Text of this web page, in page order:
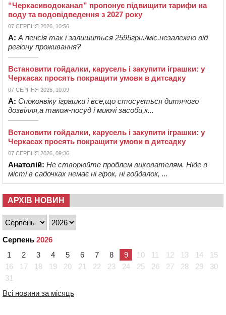
“Черкасиводоканал” пропонує підвищити тарифи на
воду та водовідведення з 2027 року
07 СЕРПНЯ 2026, 10:56
А: А пенсія так і залишиться 2595грн./міс.незалежно від
регіону проживання?
Встановити гойдалки, карусель і закупити іграшки: у
Черкасах просять покращити умови в дитсадку
07 СЕРПНЯ 2026, 10:09
А: Споконвіку іграшки і все,що стосується дитячого
дозвілля,а також-посуд і миючі засоби,к...
Встановити гойдалки, карусель і закупити іграшки: у
Черкасах просять покращити умови в дитсадку
07 СЕРПНЯ 2026, 09:36
Анатолій: Не створюйте проблем вихователям. Ніде в
місті в садочках немає ні гірок, ні гойдалок, ...
АРХІВ НОВИН
Серпень 2026
1
2 3 4 5 6 7 8 9 10 11 12 13 14
15
16
17 18 19 20 21 22 23 24 25 26 27 28 29
30
31
Всі новини за місяць